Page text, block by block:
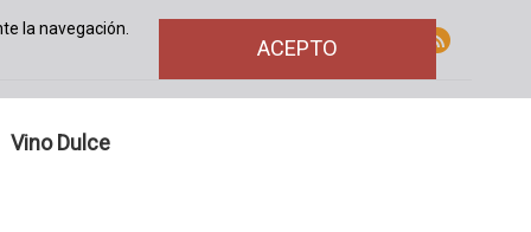
la navegación.
ACEPTO
Vino Dulce